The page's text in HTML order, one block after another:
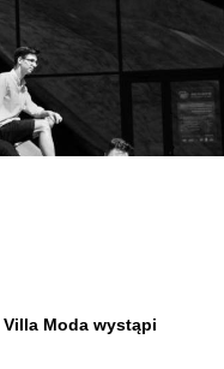
Villa Moda wystąpi